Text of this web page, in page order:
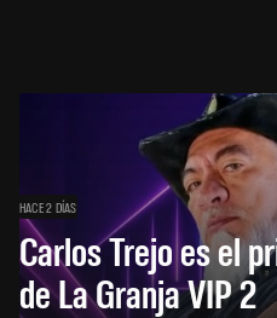
HACE 2 DÍAS
Carlos Trejo es el
de La Granja VIP 2